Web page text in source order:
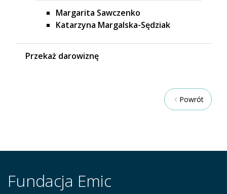
Margarita Sawczenko
Katarzyna Margalska-Sędziak
Przekaż darowiznę
Powrót
Fundacja Emic